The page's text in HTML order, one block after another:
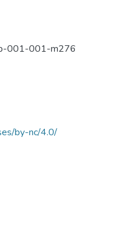
001-001-m276
by-nc/4.0/